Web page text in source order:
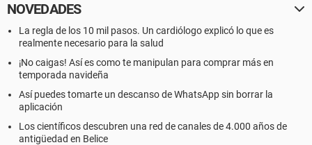
NOVEDADES
La regla de los 10 mil pasos. Un cardiólogo explicó lo que es
realmente necesario para la salud
¡No caigas! Así es como te manipulan para comprar más en
temporada navideña
Así puedes tomarte un descanso de WhatsApp sin borrar la
aplicación
Los científicos descubren una red de canales de 4.000 años de
antigüedad en Belice